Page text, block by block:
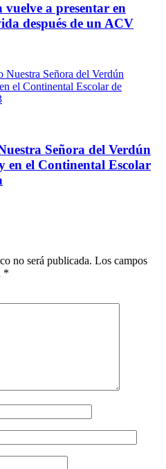
vuelve a presentar en
después de un ACV
Señora del Verdún
en el Continental Escolar
no será publicada. Los campos
*